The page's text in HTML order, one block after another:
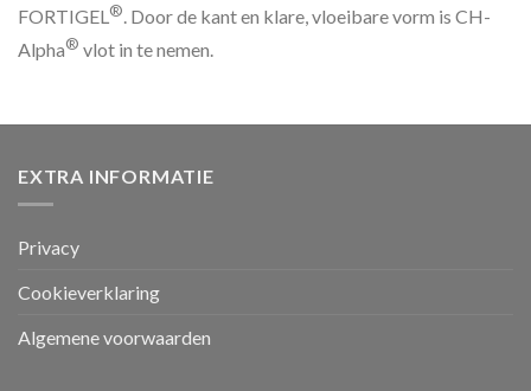
FORTIGEL®. Door de kant en klare, vloeibare vorm is CH-
Alpha® vlot in te nemen.
EXTRA INFORMATIE
Privacy
Cookieverklaring
Algemene voorwaarden